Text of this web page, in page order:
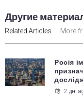
Другие
Related Articles More
Росія
2 дні